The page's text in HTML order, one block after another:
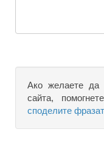
Ако желаете да
сайта,
споделите